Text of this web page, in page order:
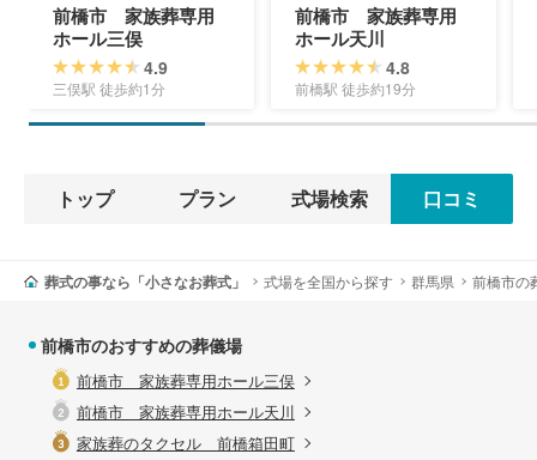
前橋市 家族葬専用
ホール三俣
4.9
三俣駅 徒歩約1分
前橋市 家族葬専用
ホール天川
4.8
前橋駅 徒歩約19分
トップ プラン 式場検索 口コミ
葬式の事なら「小さなお葬式」 式場を全国から探す 群馬県 前橋市の
前橋市のおすすめの葬儀場
前橋市 家族葬専用ホール三俣
前橋市 家族葬専用ホール天川
家族葬のタクセル 前橋箱田町